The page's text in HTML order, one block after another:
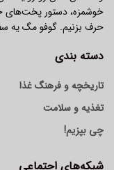
خوشمزه، دستور پخت‌های
حرف بزنیم. گوفو مگ یه
دسته بندی
تاریخچه و فرهنگ غذا
تغذیه و سلامت
چی بپزیم!
شبکه‌های اجتماعی